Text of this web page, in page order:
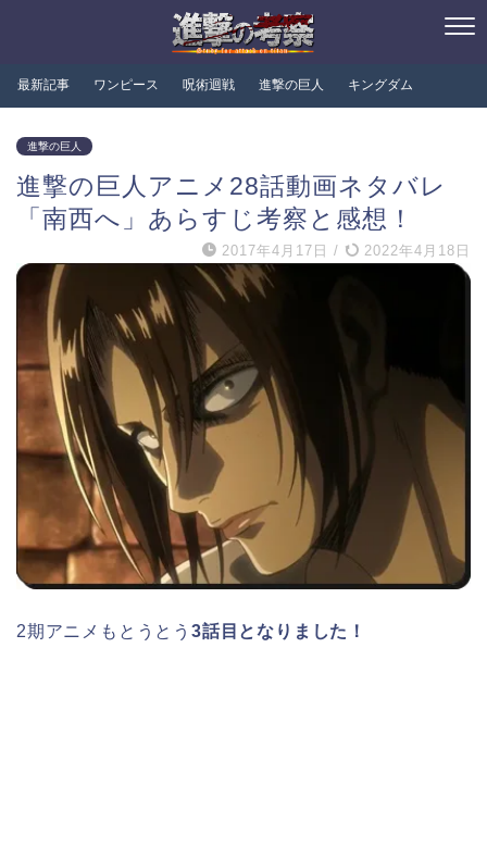
最新記事 ワンピース 呪術迴戦 進撃の巨人 キングダム
進撃の巨人
進撃の巨人アニメ28話動画ネタバレ
「南西へ」あらすじ考察と感想！
2017年4月17日 / 2022年4月18日
2期アニメもとうとう 3話目となりました！